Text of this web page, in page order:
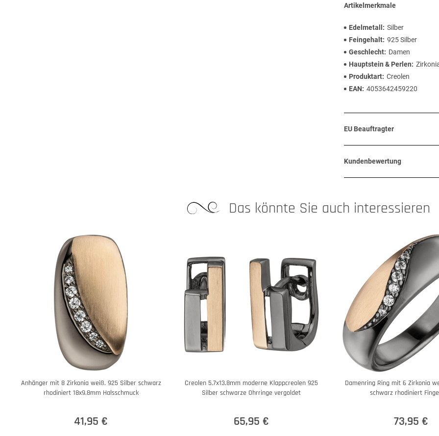
Artikelmerkmale
Edelmetall
Silber
Feingehalt 925 Silber
Geschlecht
Damen
Hauptstein & Perlen
Produktart Creolen
EAN
4053642459220
EU Beauftragter
Kundenbewertung
Das könnte Sie auch interessieren
Anhänger mit 8 Zirkonia weiß, 925 Silber schwarz
rhodiniert 18x9,8mm Halsschmuck
41,95 €
Creolen 5,7x13,8mm moderne Klappcreolen 925
Silber schwarze Ohrringe vergoldet
65,95 €
Damenring Ring mit 6 Zirkonia
schwarz rhodiniert
73,95 €